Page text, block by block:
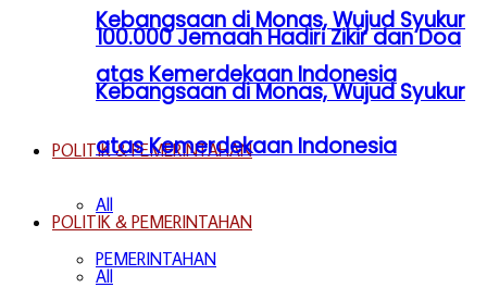
Kebangsaan di Monas, Wujud Syukur
atas Kemerdekaan Indonesia
POLITIK & PEMERINTAHAN
All
PEMERINTAHAN
100.000 Jemaah Hadiri Zikir dan Doa
Kebangsaan di Monas, Wujud Syukur
atas Kemerdekaan Indonesia
POLITIK & PEMERINTAHAN
All